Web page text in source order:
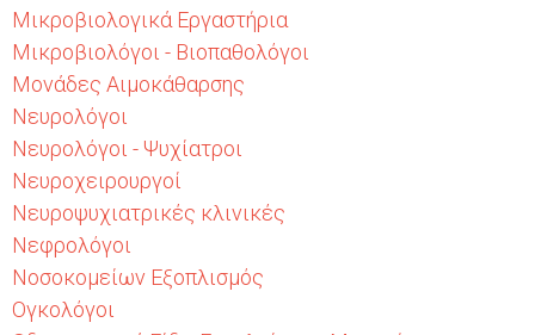
Μικροβιολογικά Εργαστήρια
Μικροβιολόγοι - Βιοπαθολόγοι
Μονάδες Αιμοκάθαρσης
Νευρολόγοι
Νευρολόγοι - Ψυχίατροι
Νευροχειρουργοί
Νευροψυχιατρικές κλινικές
Νεφρολόγοι
Νοσοκομείων Εξοπλισμός
Ογκολόγοι